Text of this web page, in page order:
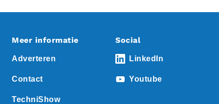
Meer informatie
Adverteren
Contact
TechniShow
Social
LinkedIn
Youtube